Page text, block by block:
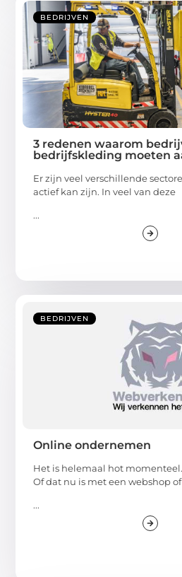
BEDRIJVEN
3 redenen waarom
bedrijfskleding moeten
Er zijn veel verschillende
actief kan zijn. In veel van deze
...
BEDRIJVEN
Online ondernemen
Het is helemaal hot
Of dat nu is met een webshop of
...